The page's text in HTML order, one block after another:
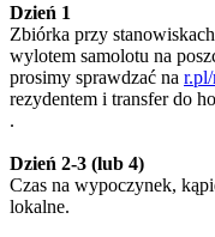
Dzień 1
Zbiórka przy
wylotem samolotu na
prosimy sprawdzać na
rezydentem i transfer do
.
Dzień 2-3 (lub 4)
Czas na wypoczynek,
lokalne.